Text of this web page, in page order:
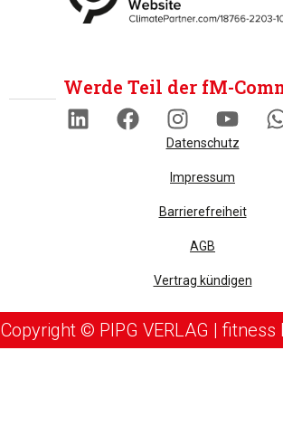
Werde Teil der fM-
Datenschutz
Impressum
Barrierefreiheit
AGB
Vertrag kündigen
Copyright © PIPG VERLAG | fitness